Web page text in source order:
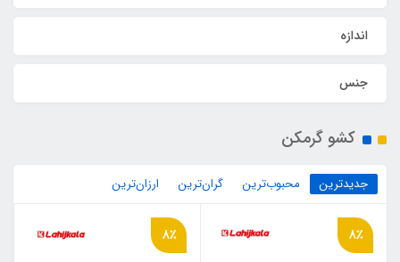
اندازه
جنس
کشو گرمکن
جدیدترین محبوب‌ترین گران‌ترین ارزان‌ترین
8٪ 8٪